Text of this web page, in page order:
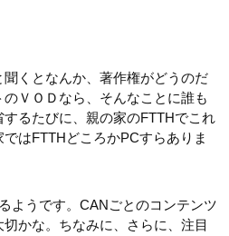
くとなんか、著作権がどうのだ
ＶＯＤなら、そんなことに誰も
るたびに、親の家のFTTHでこれ
はFTTHどころかPCすらありま
ようです。CANごとのコンテンツ
かな。ちなみに、さらに、注目